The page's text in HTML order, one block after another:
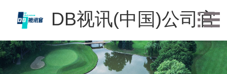
DB视讯(中国)公司官
方网站